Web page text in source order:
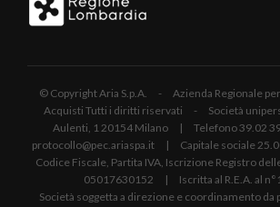
© Copyright Aria S.p.A. - Azienda Regionale
Acquisti Tutti i diritti riservati - Società
Aulenti, 1 20154 Milano | Telefono 39.02
protocollo@pec.ariaspa.it | Capitale sociale
Codice Fiscale, Partita IVA, Iscrizione Registro
05017630152 | Iscritta al R.E.A. al
Società soggetta a direzione e coordinamento da